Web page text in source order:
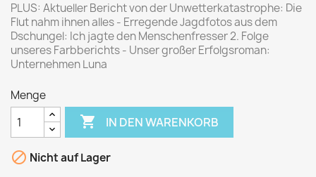
PLUS: Aktueller Bericht von der Unwetterkatastrophe: Die
Flut nahm ihnen alles - Erregende Jagdfotos aus dem
Dschungel: Ich jagte den Menschenfresser 2. Folge
unseres Farbberichts - Unser großer Erfolgsroman:
Unternehmen Luna
Menge
 IN DEN WARENKORB
 Nicht auf Lager